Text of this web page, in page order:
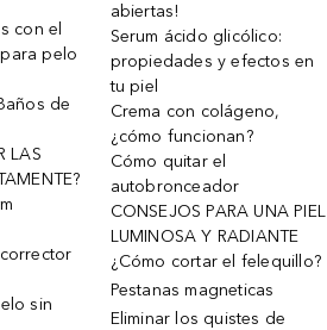
con el
pelo
de
LAS
sin
abiertas!
Serum ácido glicólico:
propiedades y efectos en
tu piel
Crema con colágeno,
¿cómo funcionan?
Cómo quitar el
autobronceador
CONSEJOS PARA UNA PIEL
LUMINOSA Y RADIANTE
¿Cómo cortar el felequillo?
Pestanas magneticas
Eliminar los quistes de